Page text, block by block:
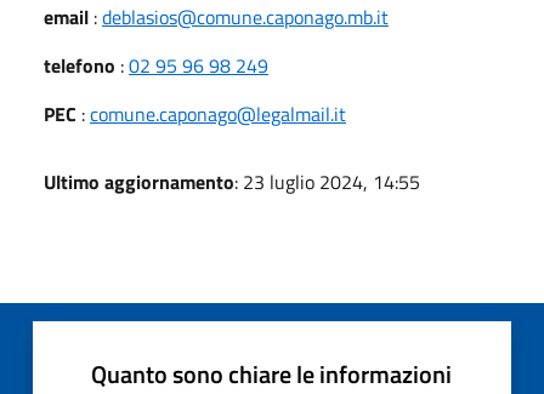
email :deblasios@comune.caponago.mb.it
telefono :02 95 96 98 249
PEC :comune.caponago@legalmail.it
Ultimo aggiornamento: 23 luglio 2024, 14:55
Quanto sono chiare le informazioni